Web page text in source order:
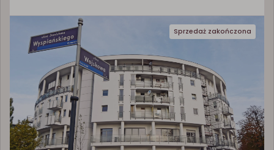
Sprzedaż zakończona